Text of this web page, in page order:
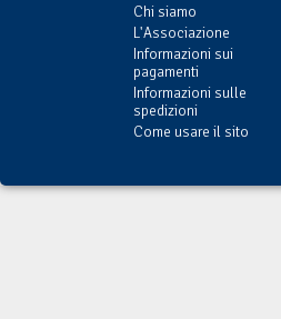
Chi siamo
L'Associazione
Informazioni sui
pagamenti
Informazioni sulle
spedizioni
Come usare il sito